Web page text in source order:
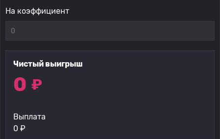
На коэффициент
Чистый выигрыш
0 ₽
Выплата
0 ₽